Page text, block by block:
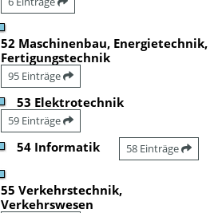
52 Maschinenbau, Energietechnik,
Fertigungstechnik
95 Einträge
53 Elektrotechnik
59 Einträge
54 Informatik 58 Einträge
55 Verkehrstechnik,
Verkehrswesen